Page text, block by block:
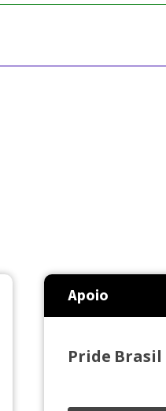
Apoio
Pride Brasil